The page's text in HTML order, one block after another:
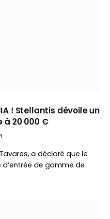
! Stellantis dévoile un
à 20 000 €
a déclaré que le
de gamme de